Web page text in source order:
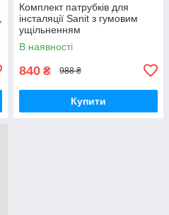
Комплект патрубків для
інсталяції Sanit з гумовим
ущільненням
В наявності
840 ₴ 988 ₴
Купити